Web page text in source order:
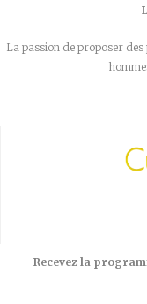
La passion de proposer
Recevez la